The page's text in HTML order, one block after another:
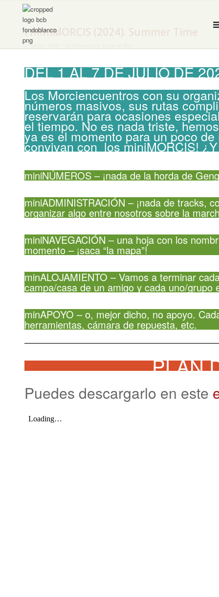
I miniMORCIS (2024). Summer Time
21 mayo, 2024
DEL 1 AL 7 DE JULIO DE
Los Morciencuentros con su
números masivos, sus rutas
reservarán para ocasiones
el tiempo. No es nada triste,
ya es el momento para un poco
convivan con los miniMORCIS!
miniNÚMEROS – ¡nada de la horda de
miniADMINISTRACIÓN – ¡nada de tracks,
organizar algo entre nosotros sobre la
miniNAVEGACIÓN – una hoja con los
momento – ¡saca “la mapa”!
minALOJAMIENTO – Vamos a terminar
campa/casa de un amigo y cada uno/
minAPOYO – o, mejor dicho, no apoyo.
herramientas, cámara de repuesta, etc.
PLAN
Puedes descargarlo en este